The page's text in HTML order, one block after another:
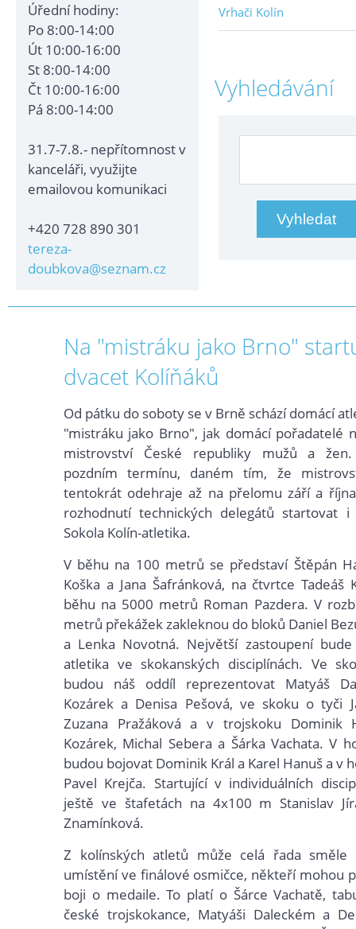
Úřední hodiny:
Po 8:00-14:00
Út 10:00-16:00
St 8:00-14:00
Čt 10:00-16:00
Pá 8:00-14:00
31.7-7.8.- nepřítomnost v
kanceláři, využijte
emailovou komunikaci
+420 728 890 301
tereza-
doubkova@seznam.cz
Vrhači Kolín
Vyhledávání
Na "mistráku jako Brno"
dvacet Kolíňáků
Od pátku do soboty se v Brně schází domácí
"mistráku jako Brno", jak domácí pořadatelé
mistrovství České republiky mužů a
pozdním termínu, daném tím, že
tentokrát odehraje až na přelomu září a
rozhodnutí technických delegátů startovat
Sokola Kolín-atletika.
V běhu na 100 metrů se představí Štěpán
Koška a Jana Šafránková, na čtvrtce Tadeáš
běhu na 5000 metrů Roman Pazdera. V
metrů překážek zakleknou do bloků Daniel
a Lenka Novotná. Největší zastoupení
atletika ve skokanských disciplínách. Ve
budou náš oddíl reprezentovat Matyáš
Kozárek a Denisa Pešová, ve skoku o tyči
Zuzana Pražáková a v trojskoku Dominik
Kozárek, Michal Sebera a Šárka Vachata. V
budou bojovat Dominik Král a Karel Hanuš a v
Pavel Krejča. Startující v individuálních
ještě ve štafetách na 4x100 m Stanislav
Znamínková.
Z kolínských atletů může celá řada směle
umístění ve finálové osmičce, někteří mohou
boji o medaile. To platí o Šárce Vachatě,
české trojskokance, Matyáši Daleckém a